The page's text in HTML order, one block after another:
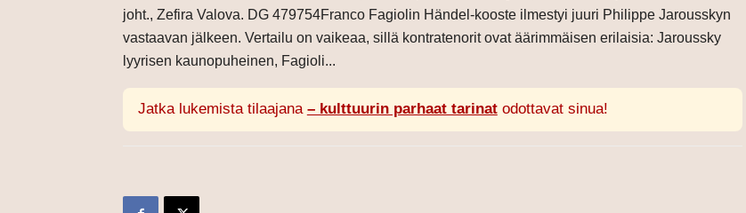
joht., Zefira Valova. DG 479754Franco Fagiolin Händel-kooste ilmestyi juuri Philippe Jarousskyn
vastaavan jälkeen. Vertailu on vaikeaa, sillä kontratenorit ovat äärimmäisen erilaisia: Jaroussky
lyyrisen kaunopuheinen, Fagioli...
Jatka lukemista tilaajana – kulttuurin parhaat tarinatodottavat sinua!